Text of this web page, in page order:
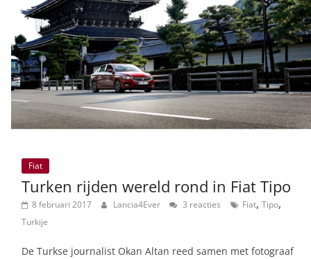
Fiat
Turken rijden wereld rond in Fiat Tipo
8 februari 2017 Lancia4Ever 3 reacties Fiat, Tipo,
Turkije
De Turkse journalist Okan Altan reed samen met fotograaf